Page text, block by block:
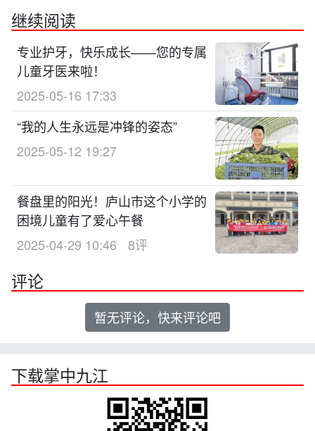
继续阅读
专业护牙，快乐成长——您的专属
儿童牙医来啦！
2025-05-16 17:33
“我的人生永远是冲锋的姿态”
2025-05-12 19:27
餐盘里的阳光！庐山市这个小学的
困境儿童有了爱心午餐
2025-04-29 10:46
8评
评论
暂无评论，快来评论吧
下载掌中九江